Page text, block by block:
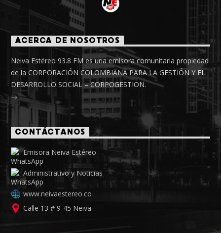
ACERCA DE NOSOTROS
Neiva Estéreo 93.8 FM es una emisora comunitaria propiedad
de la CORPORACIÓN COLOMBIANA PARA LA GESTIÓN Y EL
DESARROLLO SOCIAL – CORPOGESTION.
CONTÁCTANOS
Emisora Neiva Estéreo
Administrativo y Noticias
www.neivaestereo.co
Calle 13 # 9-45 Neiva